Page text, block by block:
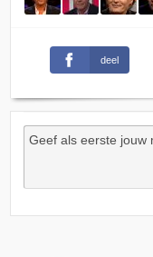
deel